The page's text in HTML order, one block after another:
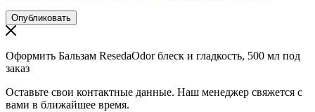
Оформить Бальзам ResedaOdor блеск и гладкость, 500 мл под
заказ
Оставьте свои контактные данные. Наш менеджер свяжется с
вами в ближайшее время.